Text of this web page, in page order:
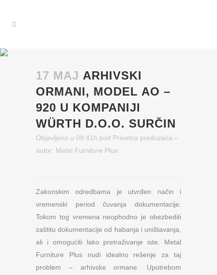
17 МАЈ ARHIVSKI
ORMANI, MODEL AO –
920 U KOMPANIJI
WÜRTH D.O.O. SURČIN
Objavljeno u 09:41h pod Privatna preduzeća –
autor: Metal Furniture Plus
Zakonskim odredbama je utvrđen način i
vremenski period čuvanja dokumentacije.
Tokom tog vremena neophodno je obezbediti
zaštitu dokumentacije od habanja i uništavanja,
ali i omogućiti lako pretraživanje iste. Metal
Furniture Plus nudi idealno rešenje za taj
problem – arhivske ormane. Upotrebom